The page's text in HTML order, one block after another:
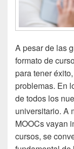
A pesar de las
formato de
para tener
problemas. En
de todos los
universitario. A
MOOCs vayan
cursos, se